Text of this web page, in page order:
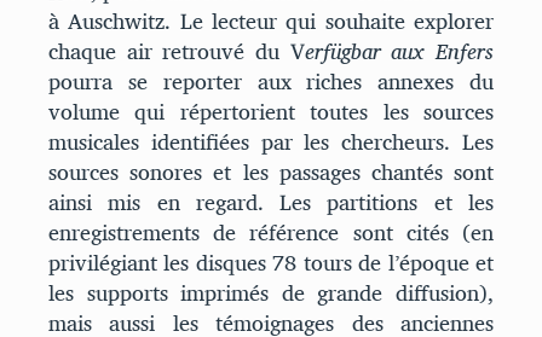
à Auschwitz. Le lecteur qui souhaite explorer
chaque air retrouvé du Verfügbar aux Enfers
pourra se reporter aux riches annexes du
volume qui répertorient toutes les sources
musicales identifiées par les chercheurs. Les
sources sonores et les passages chantés sont
ainsi mis en regard. Les partitions et les
enregistrements de référence sont cités (en
privilégiant les disques 78 tours de l’époque et
les supports imprimés de grande diffusion),
mais aussi les témoignages des anciennes